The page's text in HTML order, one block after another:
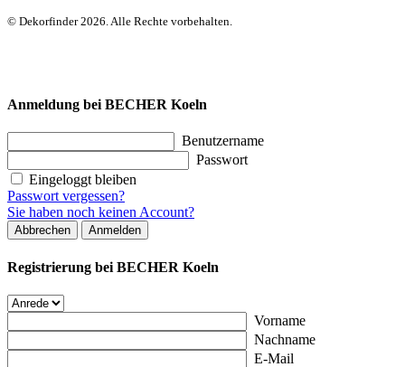
© Dekorfinder 2026. Alle Rechte vorbehalten.
Anmeldung bei BECHER Koeln
Benutzername
Passwort
Eingeloggt bleiben
Passwort vergessen?
Sie haben noch keinen Account?
Abbrechen Anmelden
Registrierung bei BECHER Koeln
Vorname
Nachname
E-Mail